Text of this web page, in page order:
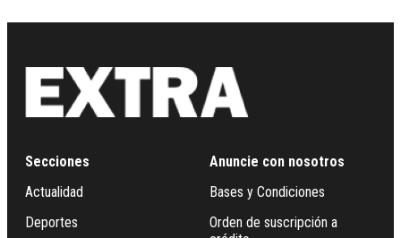
Secciones
Actualidad
Deportes
Anuncie con nosotros
Bases y Condiciones
Orden de suscripción a